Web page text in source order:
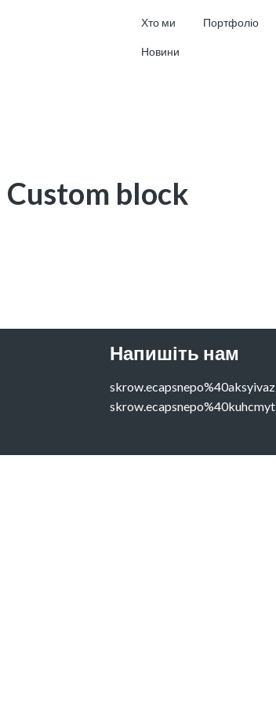
Хто ми Портфоліо
Новини
Custom block
Напишіть нам
skrow.ecapsnepo%40aksyivaz
skrow.ecapsnepo%40kuhcmyt